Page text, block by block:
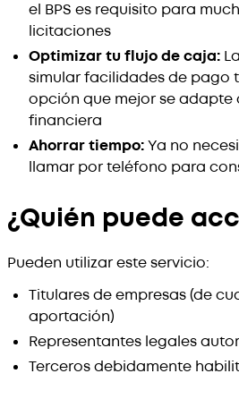
el BPS es requisito para
licitaciones
Optimizar tu flujo de caja:
simular facilidades de pago
opción que mejor se adapte
financiera
Ahorrar tiempo:Ya no
llamar por teléfono para
¿Quién puede
Pueden utilizar este servicio:
Titulares de empresas (de
aportación)
Representantes legales
Terceros debidamente